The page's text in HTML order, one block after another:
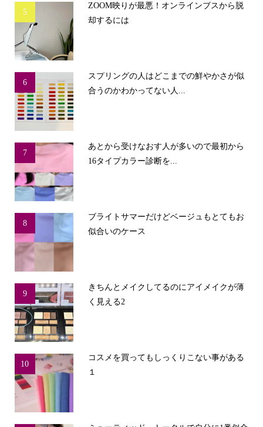
5
ZOOM映りが最悪！オンラインブスから脱
却するには
6
スプリングの人はどこまでの鮮やかさが似
合うのかわかってない人...
7
あとから受けなおす人が多いので最初から
16タイプカラー診断を...
8
ブライトサマーだけどベージュもとてもお
似合いのケース
9
きちんとメイクしてるのにアイメイクが薄
く見える2
10
コスメを買ってもしっくりこない事がある
１